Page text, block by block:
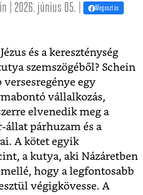
| 2026. június 05. | Megosztás
és a kereszténység
szemszögéből? Schein
versesregénye egy
vállalkozás,
elvenedik meg a
állat párhuzam és a
A kötet egyik
a kutya, aki Názáretben
mellé, hogy a legfontosabb
végigkövesse. A